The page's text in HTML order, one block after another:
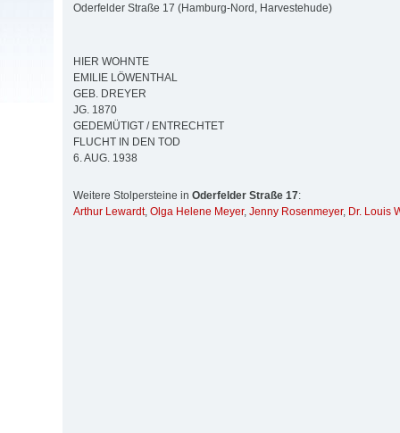
Oderfelder Straße 17 (Hamburg-Nord, Harvestehude)
HIER WOHNTE
EMILIE LÖWENTHAL
GEB. DREYER
JG. 1870
GEDEMÜTIGT / ENTRECHTET
FLUCHT IN DEN TOD
6. AUG. 1938
Weitere Stolpersteine in Oderfelder Straße 17:
Arthur Lewardt, Olga Helene Meyer, Jenny Rosenmeyer, Dr. Louis